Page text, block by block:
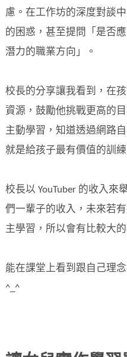
慮。在工作坊的深度對談
的困惑，甚至提問「是否
潛力的職業方向」。
校長的分享讓我看到，在
資源，鼓勵他挑戰更高的
主動學習，知道透過網路
就是給孩子最有價值的訓練
校長以 YouTuber 的收入來
們一輩子的收入，未來若
主學習，所以會有比較大
能在課堂上看到跟自己理
^_^